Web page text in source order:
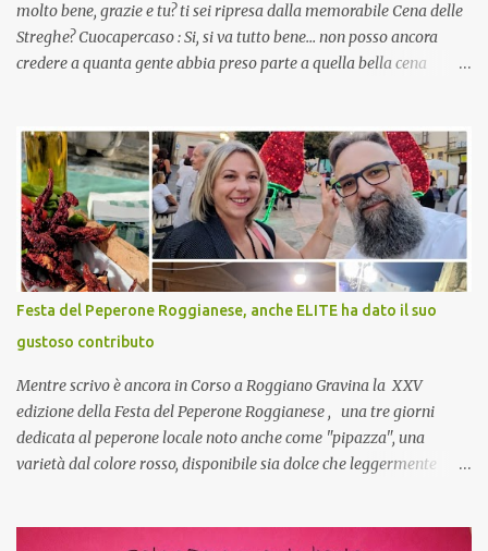
molto bene, grazie e tu? ti sei ripresa dalla memorabile Cena delle
Streghe? Cuocapercaso : Si, si va tutto bene… non posso ancora
credere a quanta gente abbia preso parte a quella bella cena
pranzo, racconta un po'! Perchè io avrò ospiti e cerco degli spunti...
Cuocapercaso : A dire il vero domenica prossima non preparo
nulla perché vado al Pranzo Aziendale di fine anno organizzato dai
mie capi! CoCo : Pranzo aziendale? Una bella idea! Cuocapercaso :
si, è un modo per riunirsi tutti a fine anno e tirare le somme…
naturalmente mangiando tutti insieme, con grande convivialità!
CoCo : è naturale il cibo, come sappiamo bene, funziona spesso da
collante e anche nel lavoro riesce a creare spesso l’ambiente
favorevole per molte belle opportunità, non trovi? Cuocapercaso :
Si, concordo! …addirittura si dice...
Festa del Peperone Roggianese, anche ELITE ha dato il suo
gustoso contributo
Mentre scrivo è ancora in Corso a Roggiano Gravina la XXV
edizione della Festa del Peperone Roggianese , una tre giorni
dedicata al peperone locale noto anche come "pipazza", una
varietà dal colore rosso, disponibile sia dolce che leggermente
(Pat) della Calabria. Un ingrediente versatile in cucina, utilizzato